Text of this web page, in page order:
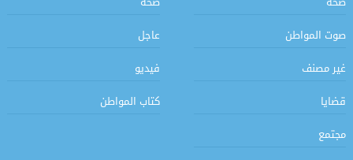
صوت المواطن
عاجل
غير مصنف
فيديو
قضايا
كتاب المواطن
مجتمع